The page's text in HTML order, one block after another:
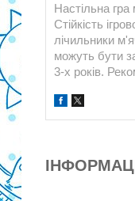
Настільна
Стійкість
лічильники
можуть бути
3-х років.